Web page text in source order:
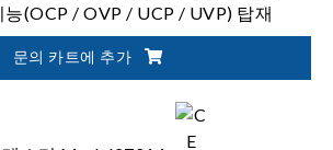
능(OCP / OVP / UCP / UVP) 탑재
문의 카트에 추가